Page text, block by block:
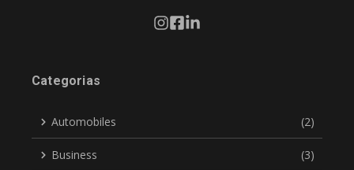
Categorias
Automobiles (2)
Business (3)